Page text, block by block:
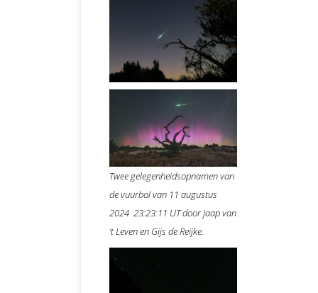
Twee gelegenheidsopnamen van
de vuurbol van 11 augustus
2024 23:23:11 UT door Jaap van
‘t Leven en Gijs de Reijke.